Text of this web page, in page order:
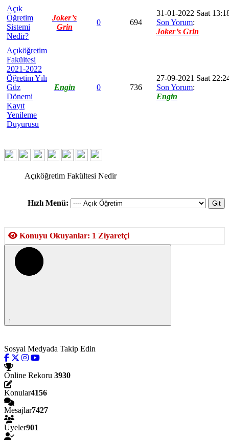
Açık
Öğretim
Sistemi
Nedir?
Joker’s
Grin
0 694
31-01-2022 Saat
Son Yorum:
Joker’s Grin
Açıköğretim
Fakültesi
2021-2022
Öğretim Yılı
Güz
Dönemi
Kayıt
Yenileme
Duyurusu
Engin 0 736
27-09-2021 Saat
Son Yorum:
Engin
Açıköğretim Fakültesi Nedir
Hızlı Menü:
Konuyu Okuyanlar: 1 Ziyaretçi
↑
Sosyal Medyada Takip Edin
Online Rekoru 3930
Konular4156
Mesajlar7427
Üyeler901